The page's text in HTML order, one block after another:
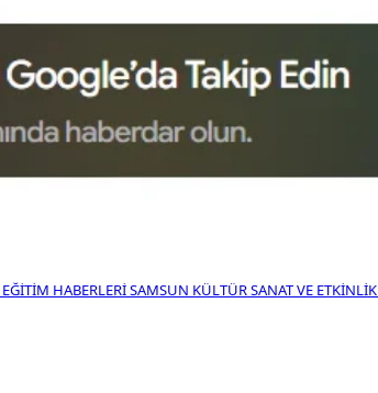
EĞITIM HABERLERISAMSUN KÜLTÜR SANAT VE ETKINLIK